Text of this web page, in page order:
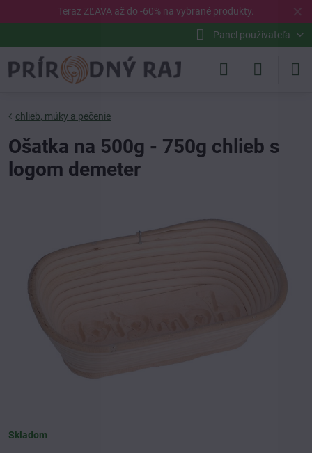
✕
Teraz ZĽAVA až do -60% na vybrané produkty
Panel používateľa
chlieb, múky a pečenie
Ošatka na 500g - 750g chlieb s
logom demeter
Skladom